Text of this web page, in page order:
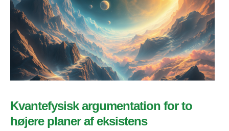
Kvantefysisk argumentation for to
højere planer af eksistens